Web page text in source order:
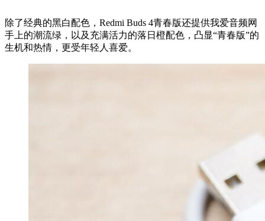
除了经典的黑白配色，Redmi Buds 4青春版还提供我爱音频网
手上的潮流绿，以及充满活力的落日橙配色，凸显“青春版”的
生机和热情，更受年轻人喜爱。